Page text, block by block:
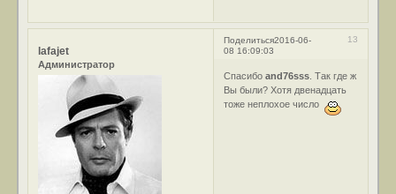
Поделиться 13
2016-06-
08 16:09:03
lafajet
Администратор
Спасибоand76sss . Так где ж
Вы были? Хотя двенадцать
тоже неплохое число